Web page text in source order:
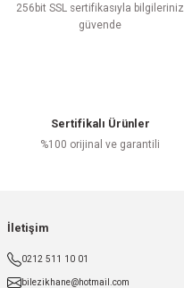
256bit SSL sertifikasıyla bilgileriniz
güvende
Sertifikalı Ürünler
%100 orijinal ve garantili
İletişim
0212 511 10 01
bilezikhane@hotmail.com